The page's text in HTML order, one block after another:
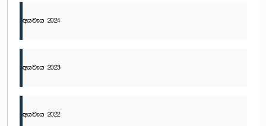
අයවැය 2024
අයවැය 2023
අයවැය 2022